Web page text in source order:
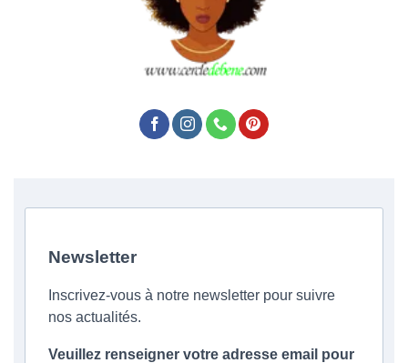
Newsletter
Inscrivez-vous à notre newsletter pour suivre
nos actualités.
Veuillez renseigner votre adresse email pour